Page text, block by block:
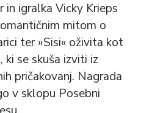
in igralka Vicky Krieps
mitom o
ter »Sisi« oživita kot
ki se skuša izviti iz
pričakovanj. Nagrada
v sklopu Posebni